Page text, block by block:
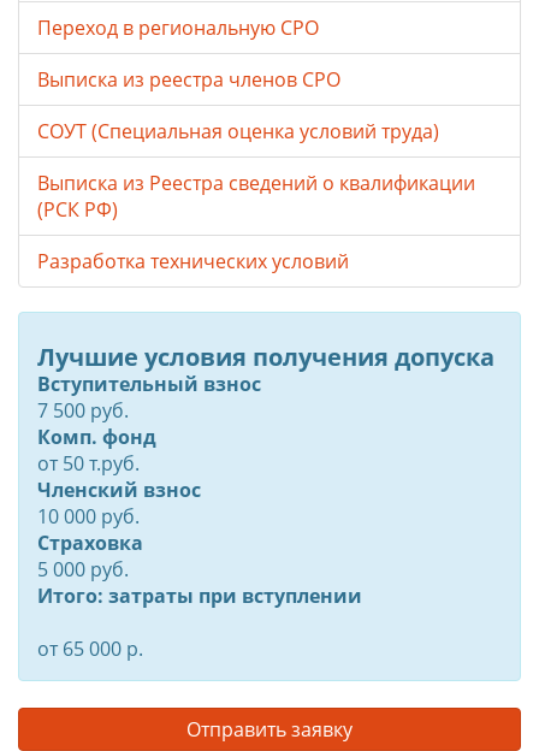
Переход в региональную СРО
Выписка из реестра членов СРО
СОУТ (Специальная оценка условий труда)
Выписка из Реестра сведений о квалификации
(РСК РФ)
Разработка технических условий
Лучшие условия получения допуска
Вступительный взнос
7 500 руб.
Комп. фонд
от50т.руб.
Членский взнос
10 000 руб.
Страховка
5 000 руб.
Итого: затраты при вступлении
от 65 000 р.
Отправить заявку